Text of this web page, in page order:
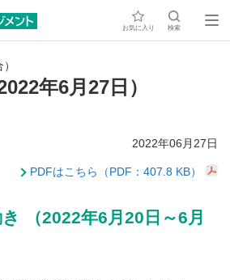
お気に入り 検索
年6月27日）
2022年06月27日
PDFはこちら（PDF：407.8 KB）
（2022年6月20日～6月